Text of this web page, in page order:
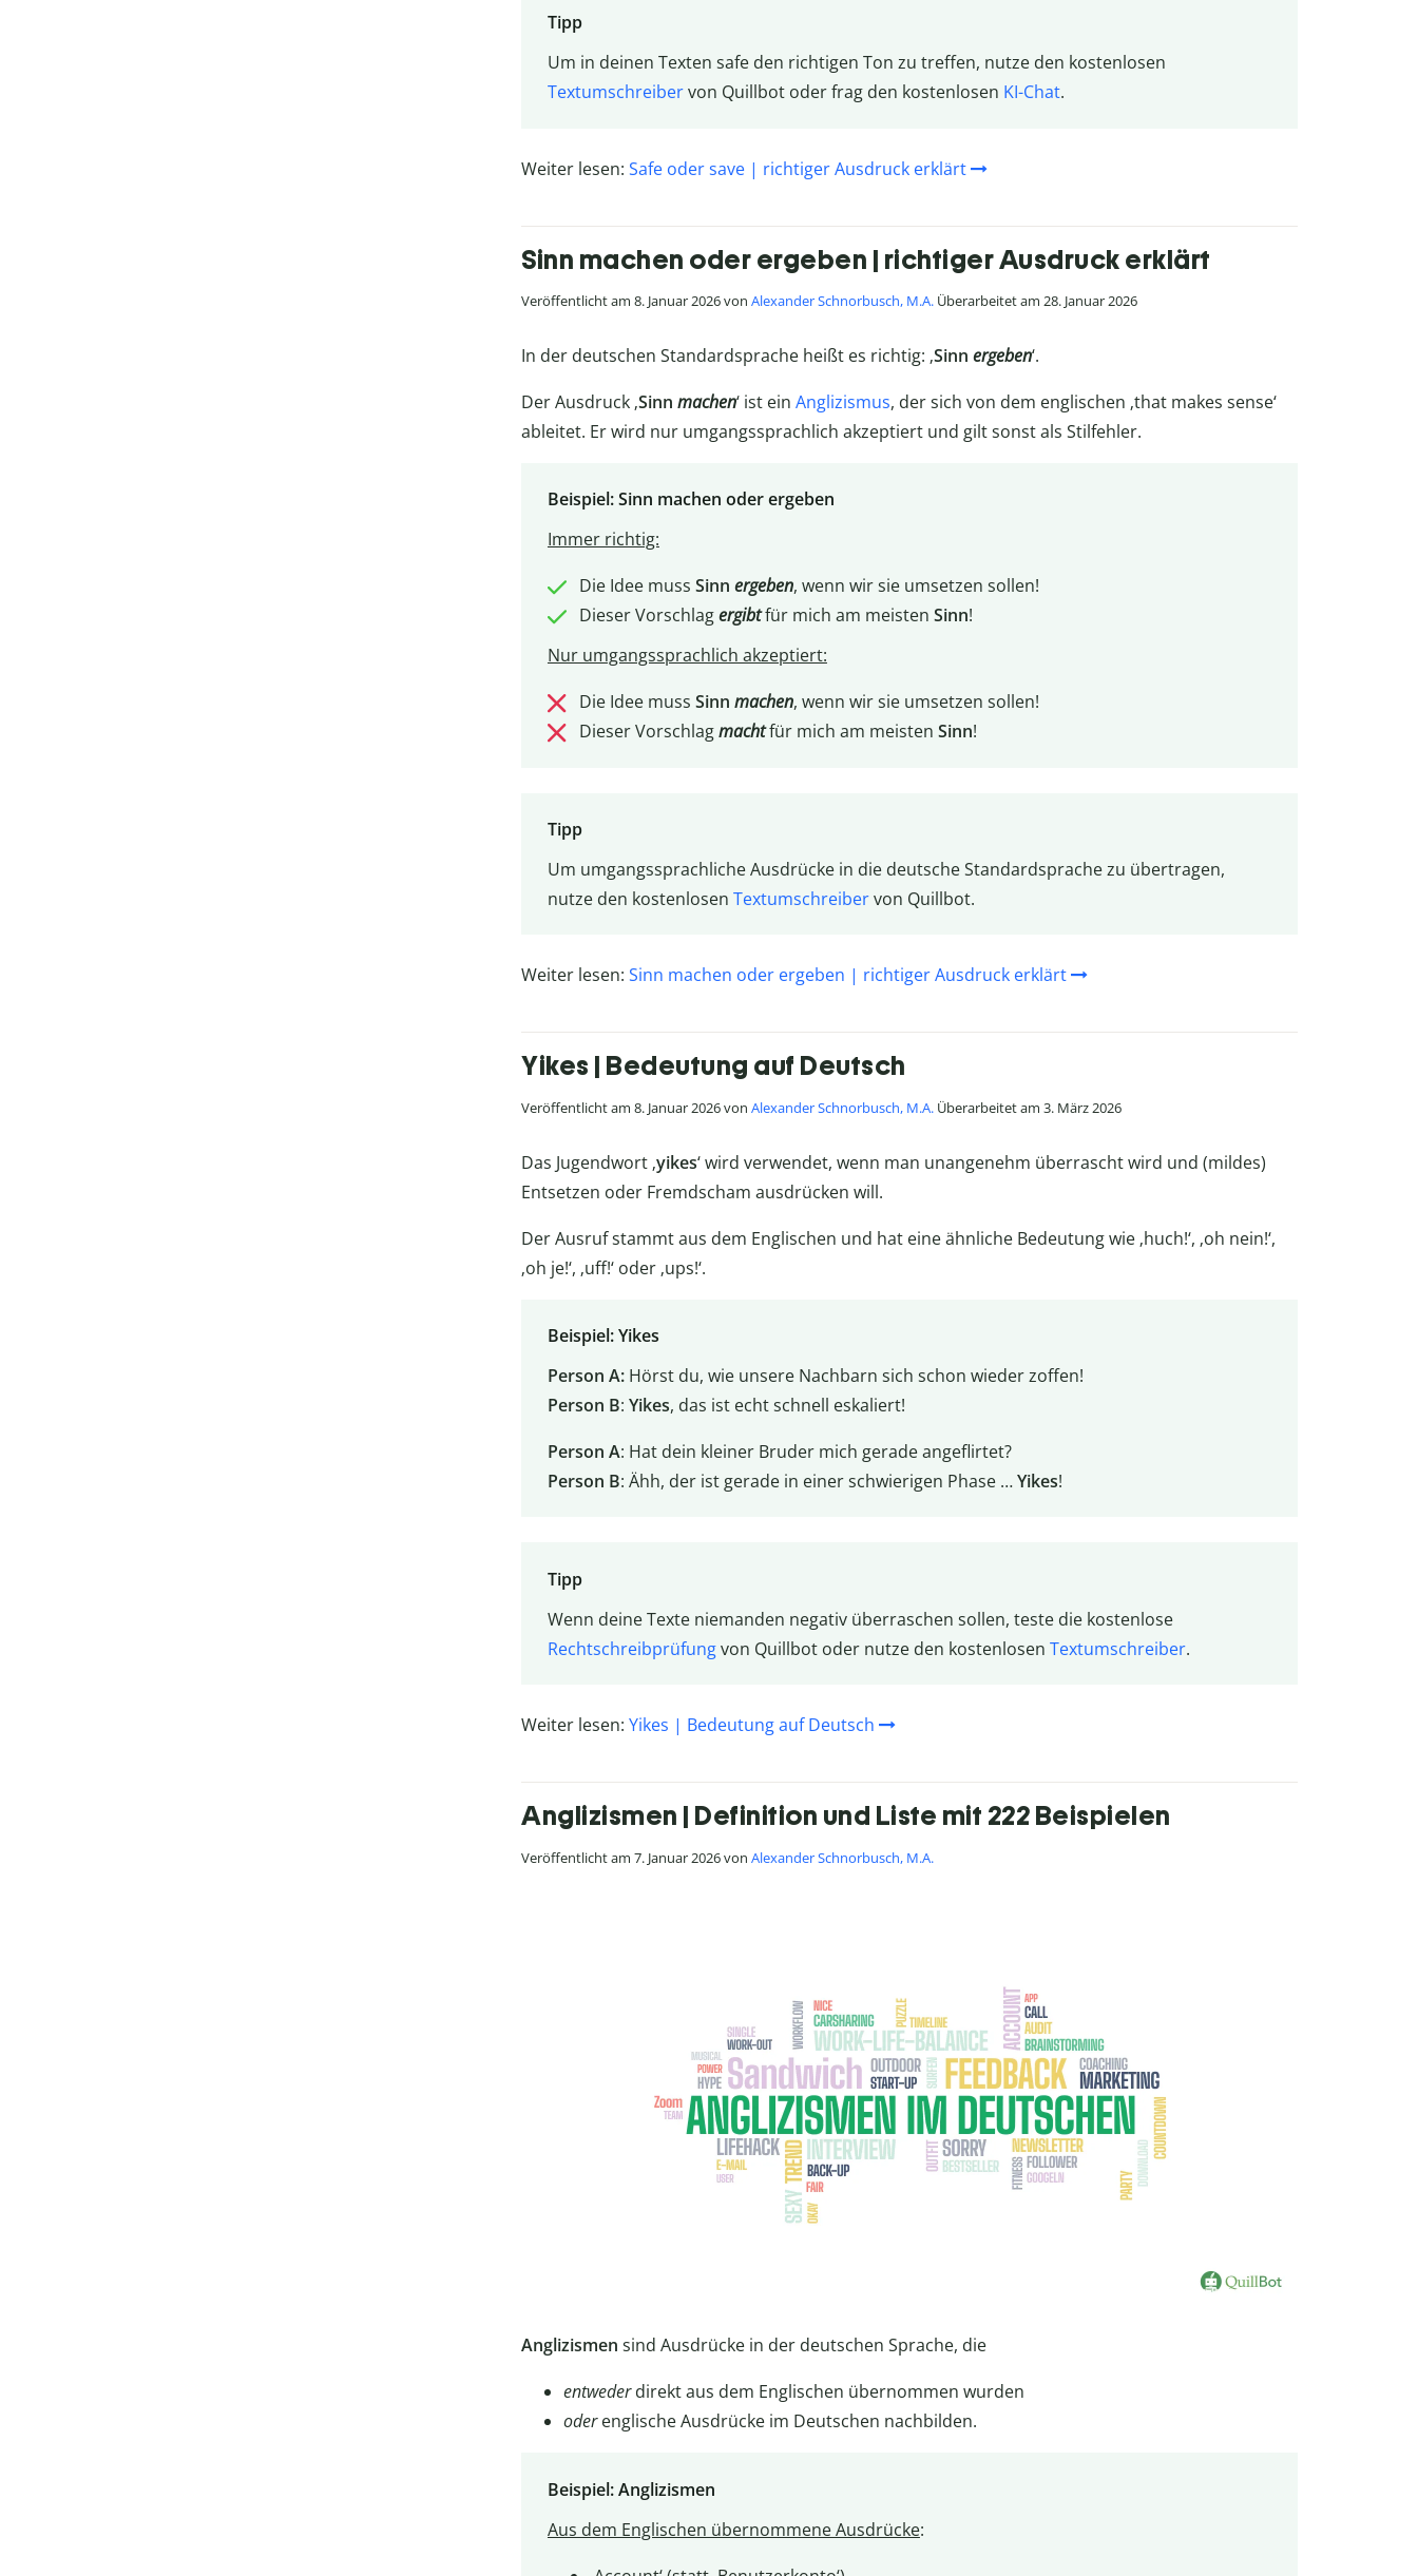
Tipp
Um in deinen Texten safe den richtigen Ton zu treffen, nutze den kostenlosen
Textumschreibervon Quillbot oder frag den kostenlosen KI-Chat.
Weiter lesen: Safe oder save | richtiger Ausdruck erklärt
Sinn machen oder ergeben | richtiger Ausdruck erklärt
Veröffentlicht am 8. Januar 2026 von Alexander Schnorbusch, M.A. Überarbeitet am 28. Januar 2026
In der deutschen Standardsprache heißt es richtig: ‚Sinn ergeben‘.
Der Ausdruck ‚Sinn machen‘ ist ein Anglizismus, der sich von dem englischen ‚that makes sense‘
ableitet. Er wird nur umgangssprachlich akzeptiert und gilt sonst als Stilfehler.
Beispiel: Sinn machen oder ergeben
Immer richtig:
Die Idee muss Sinn ergeben, wenn wir sie umsetzen sollen!
Dieser Vorschlagergibtfür mich am meisten Sinn!
Nur umgangssprachlich akzeptiert:
Die Idee muss Sinn machen, wenn wir sie umsetzen sollen!
Dieser Vorschlagmachtfür mich am meisten Sinn!
Tipp
Um umgangssprachliche Ausdrücke in die deutsche Standardsprache zu übertragen,
nutze den kostenlosen Textumschreibervon Quillbot.
Weiter lesen: Sinn machen oder ergeben | richtiger Ausdruck erklärt
Yikes | Bedeutung auf Deutsch
Veröffentlicht am 8. Januar 2026 von Alexander Schnorbusch, M.A. Überarbeitet am 3. März 2026
Das Jugendwort ‚yikes‘ wird verwendet, wenn man unangenehm überrascht wird und (mildes)
Entsetzen oder Fremdscham ausdrücken will.
Der Ausruf stammt aus dem Englischen und hat eine ähnliche Bedeutung wie ‚huch!‘, ‚oh nein!‘,
‚oh je!‘, ‚uff!‘ oder ‚ups!‘.
Beispiel: Yikes
Person A: Hörst du, wie unsere Nachbarn sich schon wieder zoffen!
Person B: Yikes, das ist echt schnell eskaliert!
Person A: Hat dein kleiner Bruder mich gerade angeflirtet?
Person B: Ähh, der ist gerade in einer schwierigen Phase …Yikes!
Tipp
Wenn deine Texte niemanden negativ überraschen sollen, teste die kostenlose
Rechtschreibprüfungvon Quillbot oder nutze den kostenlosen Textumschreiber.
Weiter lesen: Yikes | Bedeutung auf Deutsch
Anglizismen | Definition und Liste mit 222 Beispielen
Veröffentlicht am 7. Januar 2026 von Alexander Schnorbusch, M.A.
Anglizismen sind Ausdrücke in der deutschen Sprache, die
entwederdirekt aus dem Englischen übernommen wurden
oderenglische Ausdrücke im Deutschen nachbilden.
Beispiel: Anglizismen
Aus dem Englischen übernommene Ausdrücke: